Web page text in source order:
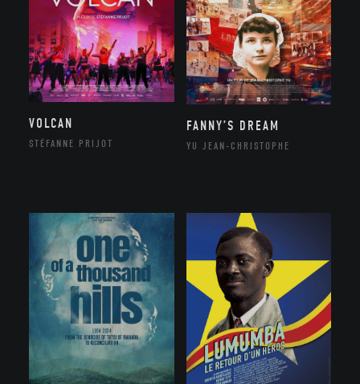
VOLCAN
STÉFANNE PRIJOT
FANNY’S DREAM
YU JEAN-CHRISTOPHE